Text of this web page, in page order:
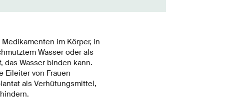
im Körper, in
Wasser oder als
Wasser binden kann.
Eileiter von Frauen
als Verhütungsmittel,